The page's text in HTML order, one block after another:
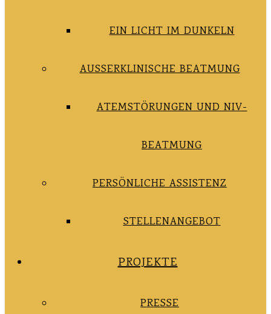
EIN LICHT IM DUNKELN
AUSSERKLINISCHE BEATMUNG
ATEMSTÖRUNGEN UND NIV-
BEATMUNG
PERSÖNLICHE ASSISTENZ
STELLENANGEBOT
PROJEKTE
PRESSE